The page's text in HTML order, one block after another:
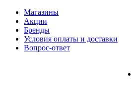
Магазины
Акции
Бренды
Условия оплаты и доставки
Вопрос-ответ